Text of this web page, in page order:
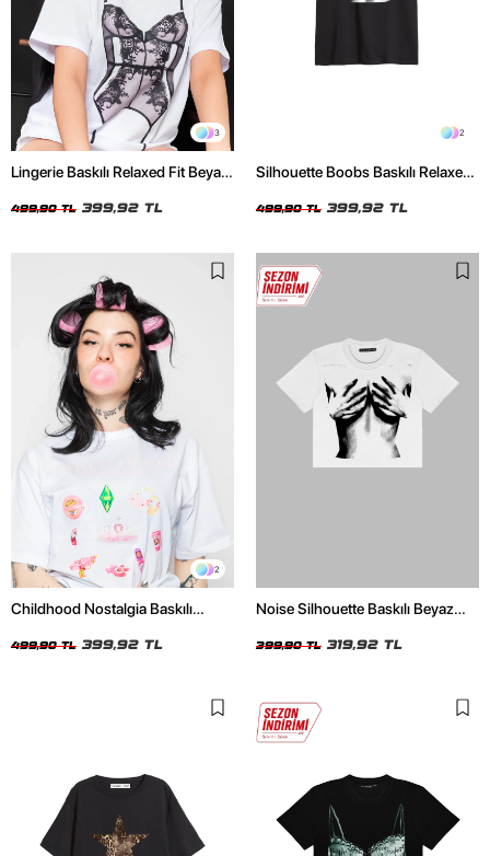
3
Lingerie Baskılı Relaxed Fit Beyaz
499,90 TL 399,92 TL
2
Silhouette Boobs Baskılı Relaxed
499,90 TL 399,92 TL
2
Childhood Nostalgia Baskılı
499,90 TL 399,92 TL
Noise Silhouette Baskılı Beyaz
399,90 TL 319,92 TL